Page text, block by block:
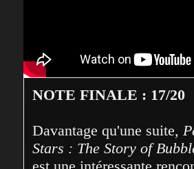
NOTE FINALE : 17/20
Davantage qu'une suite,
Stars : The Story of